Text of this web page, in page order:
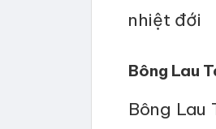
nhiệt đới
Bông Lau
Bông Lau